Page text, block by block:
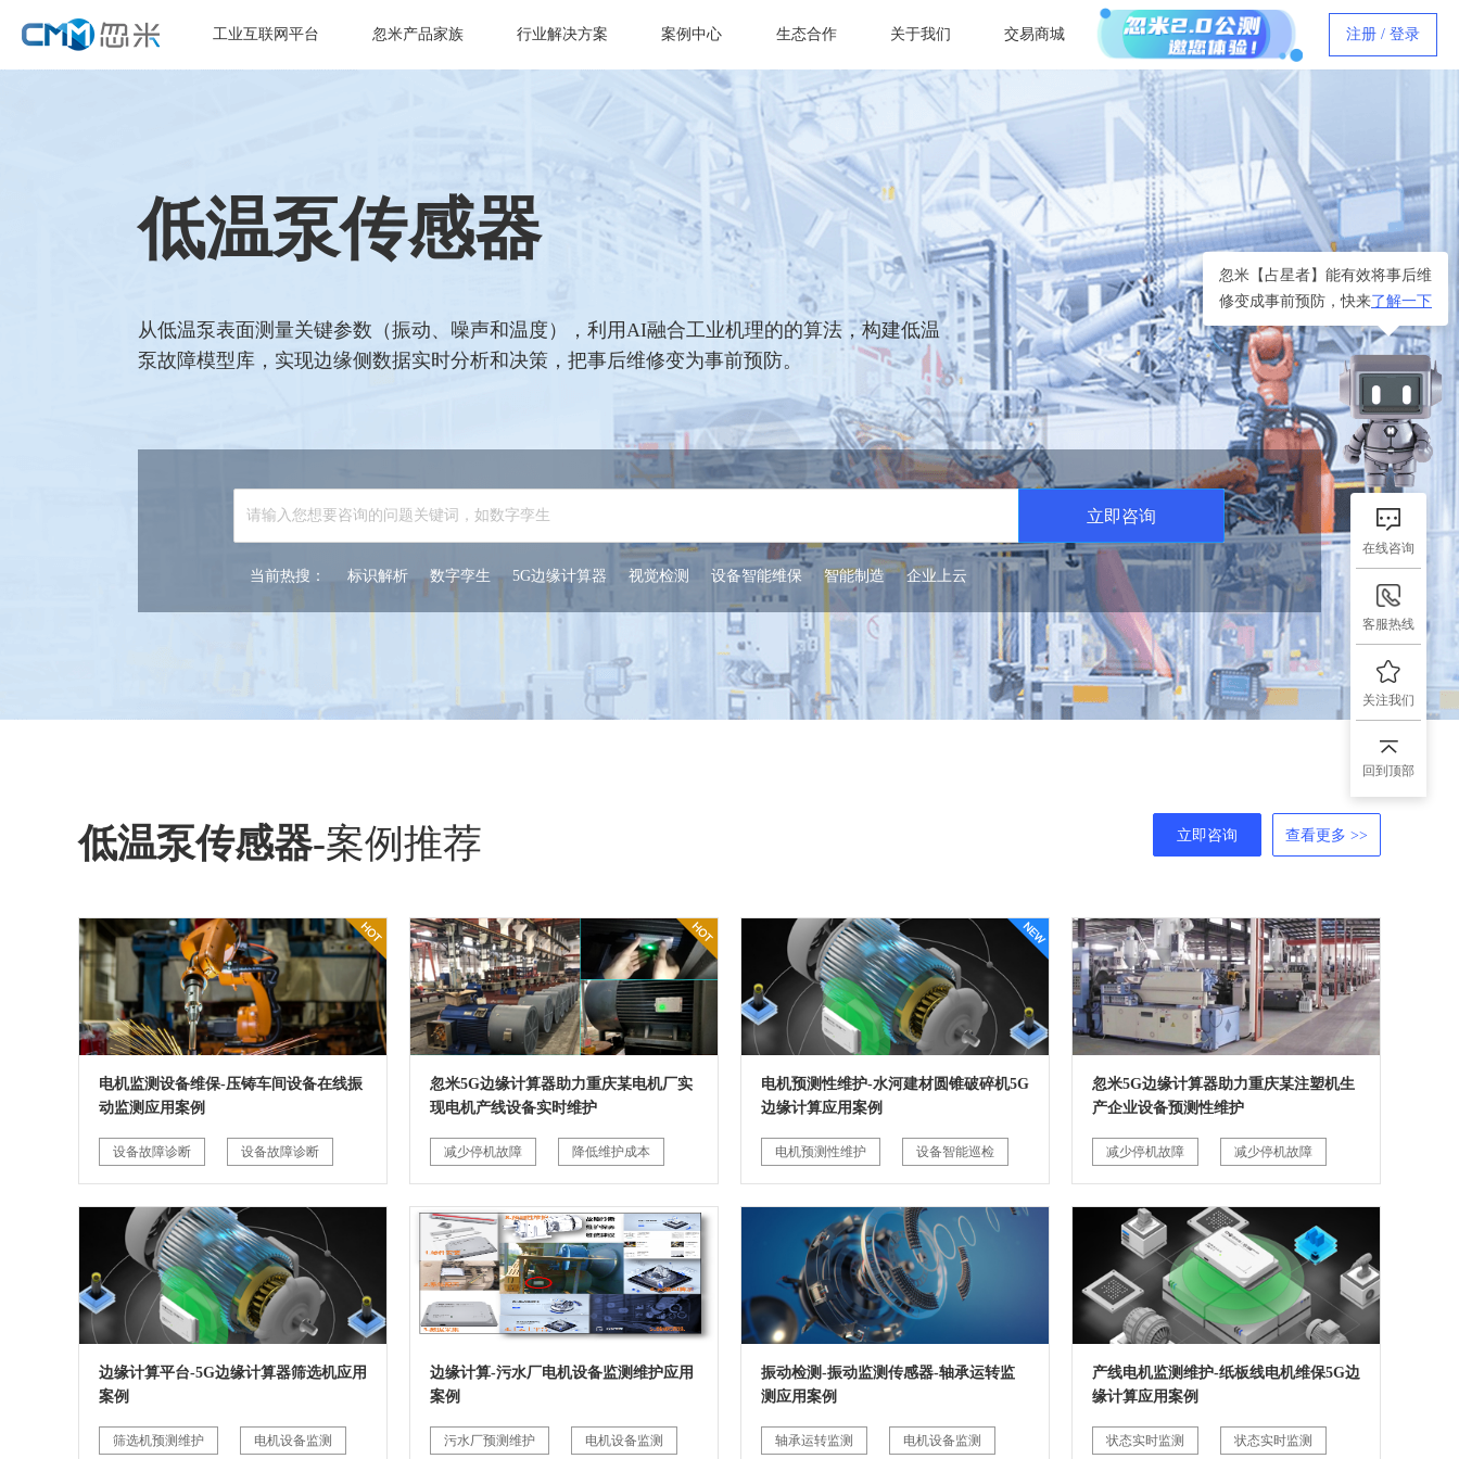
工业互联网平台 忽米产品家族 行业解决方案 案例中心 生态合作 关于我们 交易商城 注册 / 登录
低温泵传感器
从低温泵表面测量关键参数（振动、噪声和温度），利用AI融合工业机理的的算法，构建低温
泵故障模型库，实现边缘侧数据实时分析和决策，把事后维修变为事前预防。
立即咨询
当前热搜： 标识解析 数字孪生 5G边缘计算器 视觉检测 设备智能维保 智能制造 企业上云
低温泵传感器-案例推荐 立即咨询 查看更多 >>
电机监测设备维保-压铸车间设备在线振
动监测应用案例
设备故障诊断 设备故障诊断
忽米5G边缘计算器助力重庆某电机厂实
现电机产线设备实时维护
减少停机故障 降低维护成本
电机预测性维护-水河建材圆锥破碎机5G
边缘计算应用案例
电机预测性维护 设备智能巡检
忽米5G边缘计算器助力重庆某注塑机生
产企业设备预测性维护
减少停机故障 减少停机故障
边缘计算平台-5G边缘计算器筛选机应用
案例
筛选机预测维护 电机设备监测
边缘计算-污水厂电机设备监测维护应用
案例
污水厂预测维护 电机设备监测
振动检测-振动监测传感器-轴承运转监
测应用案例
轴承运转监测 电机设备监测
产线电机监测维护-纸板线电机维保5G边
缘计算应用案例
状态实时监测 状态实时监测
忽米【占星者】能有效将事后维
修变成事前预防，快来了解一下
在线咨询
客服热线
关注我们
回到顶部